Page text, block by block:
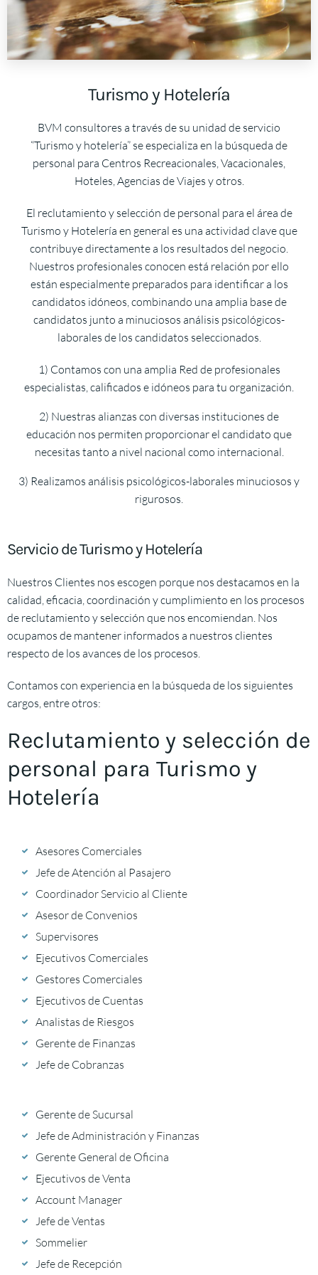
Turismo y Hotelería
BVM consultores a través de su unidad de servicio
“Turismo y hotelería” se especializa en la búsqueda de
personal para Centros Recreacionales, Vacacionales,
Hoteles, Agencias de Viajes y otros.
El reclutamiento y selección de personal para el área de
Turismo y Hotelería en general es una actividad clave que
contribuye directamente a los resultados del negocio.
Nuestros profesionales conocen está relación por ello
están especialmente preparados para identificar a los
candidatos idóneos, combinando una amplia base de
candidatos junto a minuciosos análisis psicológicos-
laborales de los candidatos seleccionados.
1) Contamos con una amplia Red de profesionales
especialistas, calificados e idóneos para tu organización.
2) Nuestras alianzas con diversas instituciones de
educación nos permiten proporcionar el candidato que
necesitas tanto a nivel nacional como internacional.
3) Realizamos análisis psicológicos-laborales minuciosos y
rigurosos.
Servicio de Turismo y Hotelería
Nuestros Clientes nos escogen porque nos destacamos en la
calidad, eficacia, coordinación y cumplimiento en los procesos
de reclutamiento y selección que nos encomiendan. Nos
ocupamos de mantener informados a nuestros clientes
respecto de los avances de los procesos.
Contamos con experiencia en la búsqueda de los siguientes
cargos, entre otros:
Reclutamiento y selección de
personal para Turismo y
Hotelería
Asesores Comerciales
Jefe de Atención al Pasajero
Coordinador Servicio al Cliente
Asesor de Convenios
Supervisores
Ejecutivos Comerciales
Gestores Comerciales
Ejecutivos de Cuentas
Analistas de Riesgos
Gerente de Finanzas
Jefe de Cobranzas
Gerente de Sucursal
Jefe de Administración y Finanzas
Gerente General de Oficina
Ejecutivos de Venta
Account Manager
Jefe de Ventas
Sommelier
Jefe de Recepción